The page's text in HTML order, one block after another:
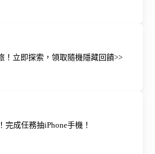
！立即探索，領取隨機隱藏回饋>>
完成任務抽iPhone手機！